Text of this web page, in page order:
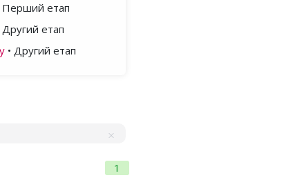
Перший етап
Другий етап
• Другий етап
1